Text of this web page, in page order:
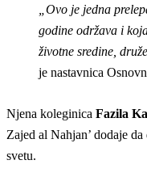
„Ovo je jedna
godine održava i
životne sredine,
je nastavnica
Njena koleginica Fazila
Zajed al Nahjan’ dodaje
svetu.